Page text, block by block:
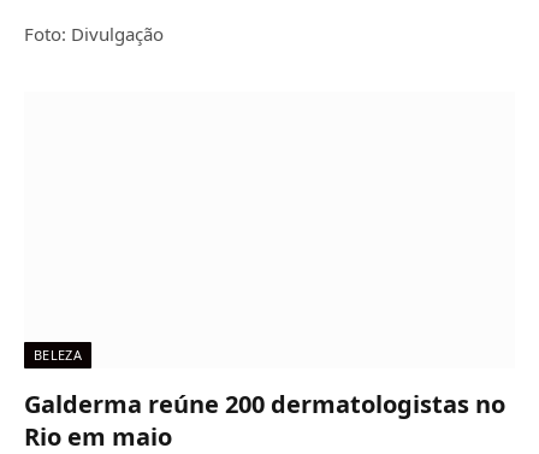
Foto: Divulgação
BELEZA
Galderma reúne 200 dermatologistas no
Rio em maio